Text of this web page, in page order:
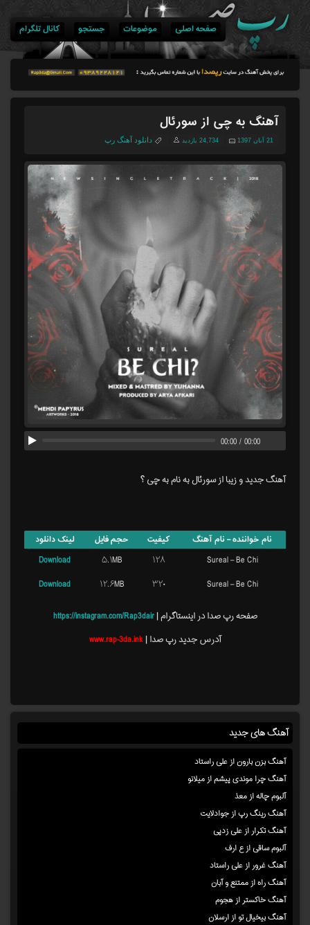
صفحه اصلی موضوعات جستجو کانال تلگرام
آهنگ به چی از سورئال
21 آبان 1397 24,734 بازدید دانلود آهنگ رپ
00:00/00:00
آهنگ جدید و زیبا از سورئال به نام به چی ؟
نام خواننده – نام آهنگ کیفیت حجم فایل
لینک دانلود
Sureal – Be Chi
۱۲۸ ۵.۱MB
Download
Sureal – Be Chi
۳۲۰ ۱۲.۶MB Download
صفحه رپ صدا در اینستاگرام |https://instagram.com/Rap3dair
آدرس جدید رپ صدا |www.rap-3da.ink
آهنگ های جدید
آهنگ بزن بارون از علی راستاد
آهنگ چرا موندی پیشم از میلانو
آلبوم چاله از معذ
آهنگ رینگ رپ از جوادلایت
آهنگ تکرار از علی زدپی
آلبوم ساقی از ع ارف
آهنگ غرور از علی راستاد
آهنگ راه از ممتنع و آبان
آهنگ خاکستر از هجوم
آهنگ بیخیال تو از ارسلان